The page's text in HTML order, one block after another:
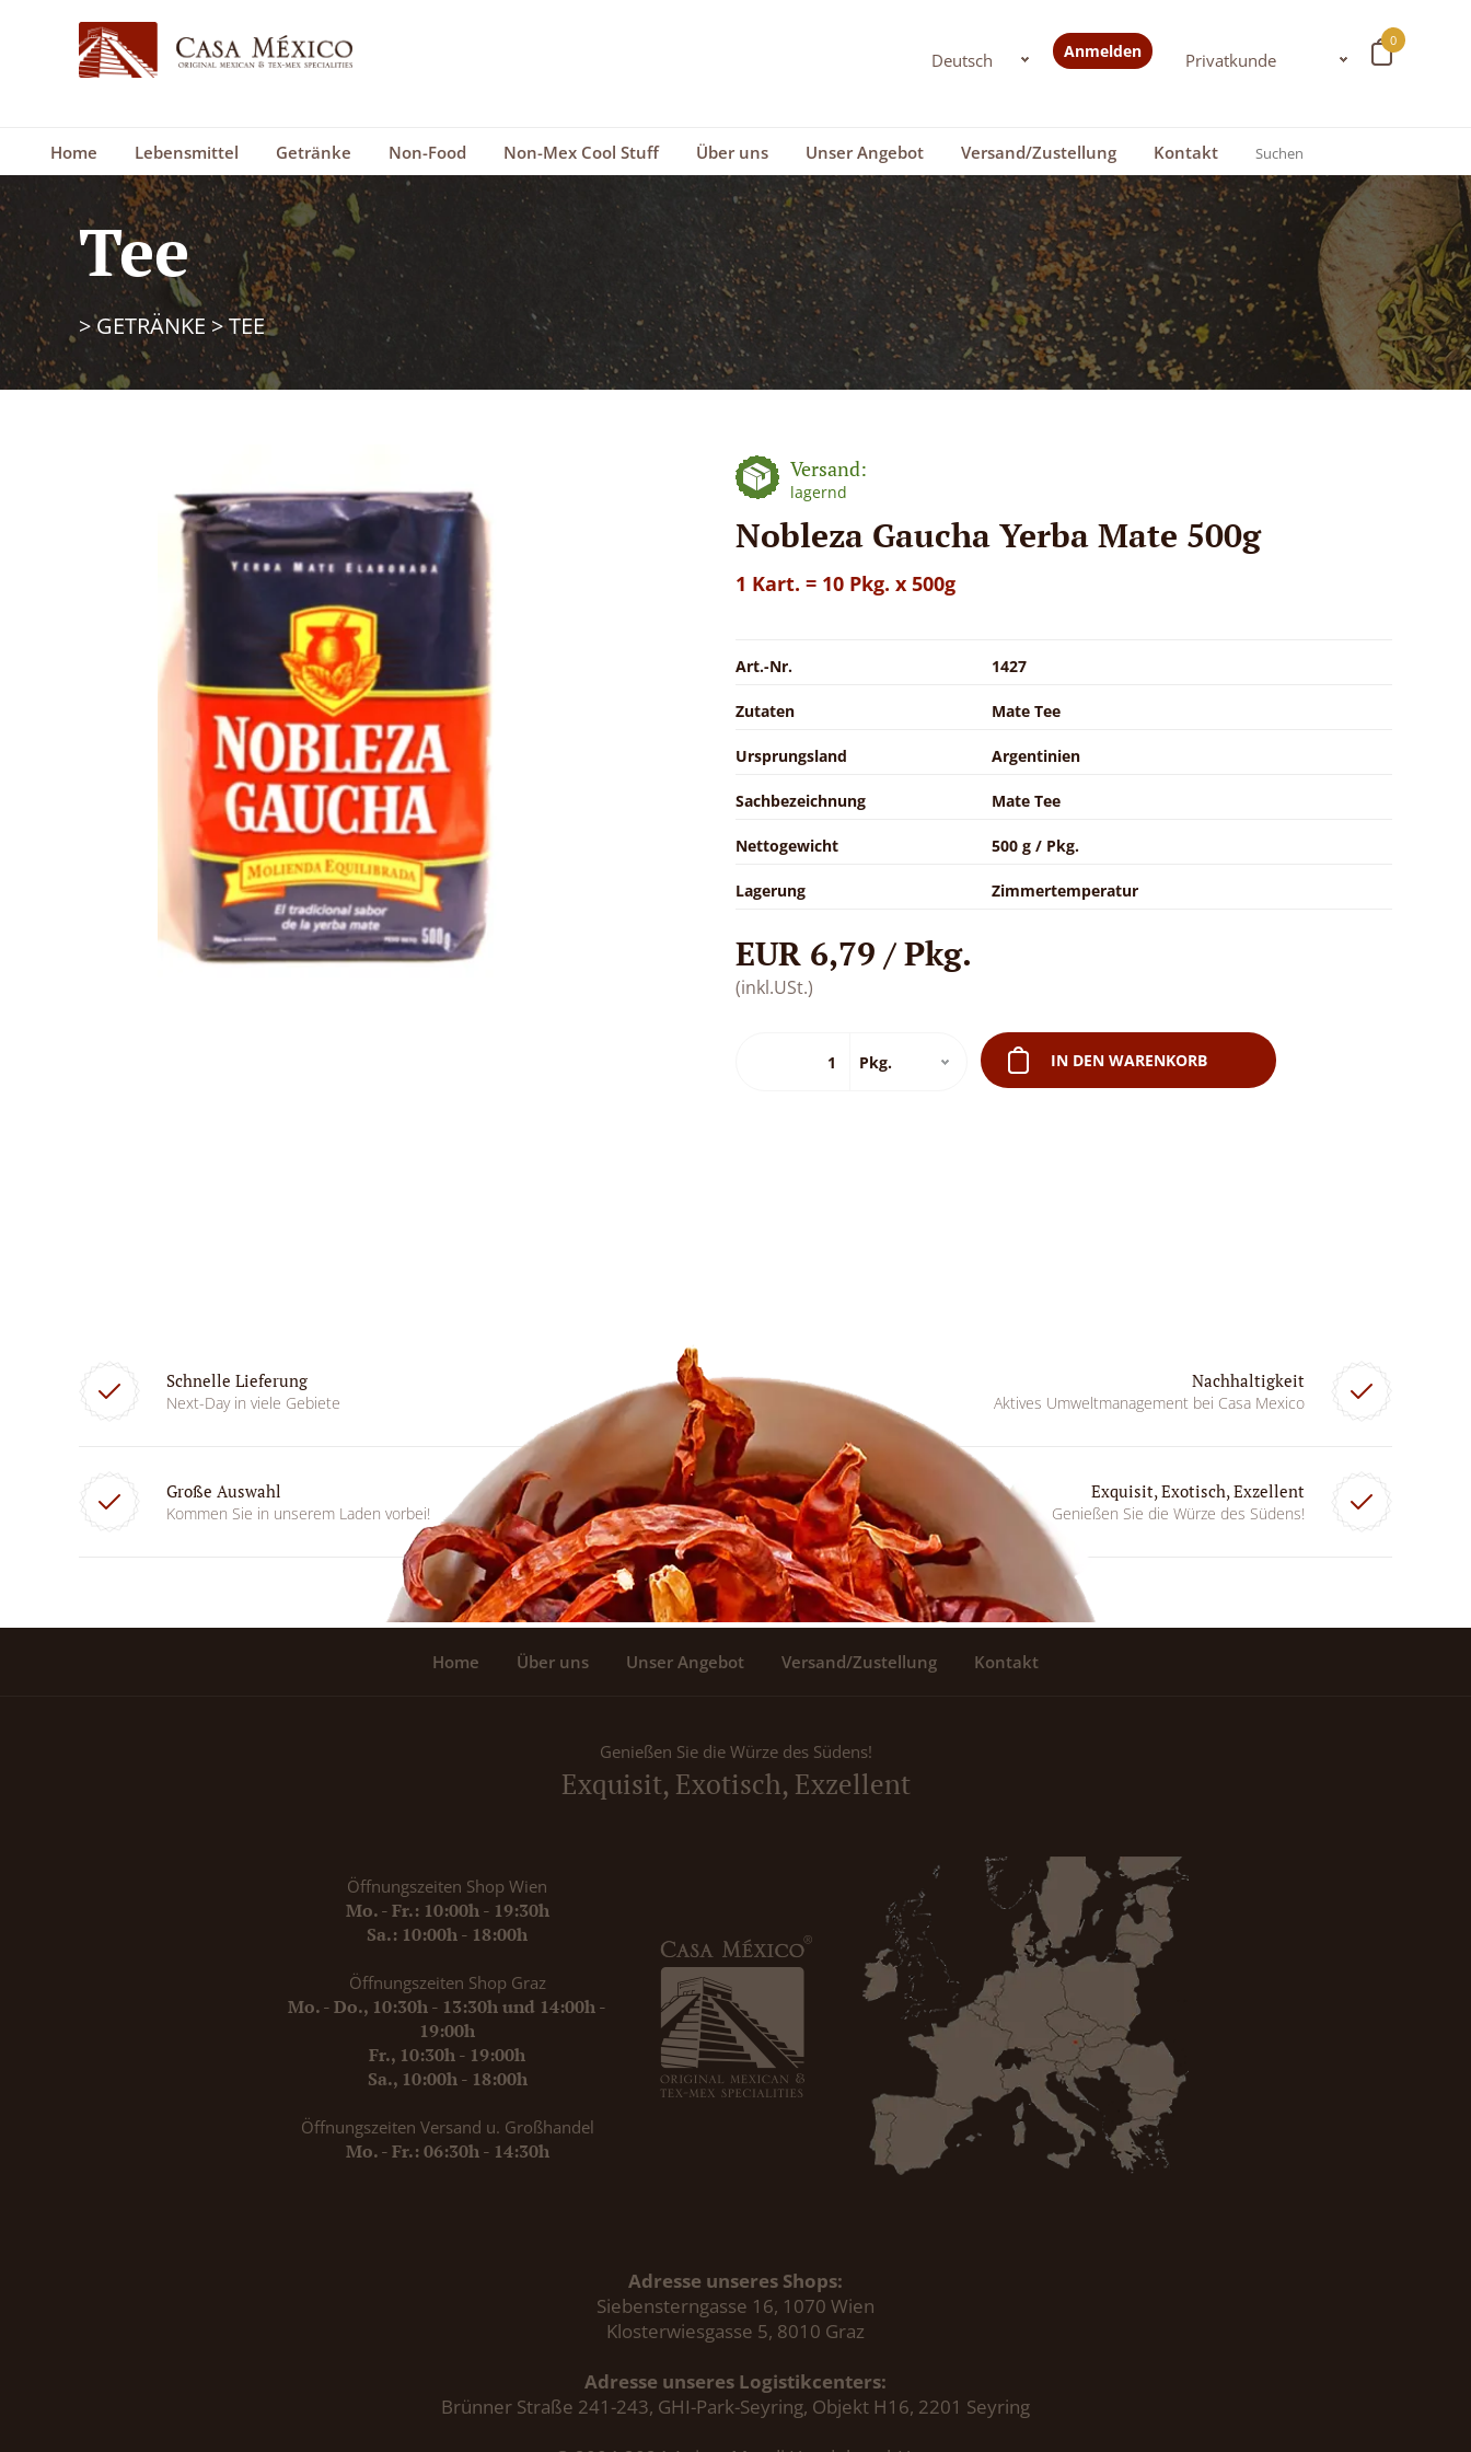
0
Anmelden
Home Lebensmittel Getränke Non-Food Non-Mex Cool Stuff Über uns Unser Angebot Versand/Zustellung Kontakt
Tee
>GETRÄNKE >TEE
Versand:
lagernd
Nobleza Gaucha Yerba Mate 500g
1 Kart. = 10 Pkg. x 500g
Art.-Nr. 1427
Zutaten Mate Tee
Ursprungsland Argentinien
Sachbezeichnung Mate Tee
Nettogewicht 500 g / Pkg.
Lagerung Zimmertemperatur
EUR 6,79 / Pkg.
(inkl.USt.)
IN DEN WARENKORB
Schnelle Lieferung
Next-Day in viele Gebiete
Nachhaltigkeit
Aktives Umweltmanagement bei Casa Mexico
Große Auswahl
Kommen Sie in unserem Laden vorbei!
Exquisit, Exotisch, Exzellent
Genießen Sie die Würze des Südens!
Home Über uns Unser Angebot Versand/Zustellung Kontakt
Genießen Sie die Würze des Südens!
Exquisit, Exotisch, Exzellent
Öffnungszeiten Shop Wien
Mo. - Fr.: 10:00h - 19:30h
Sa.: 10:00h - 18:00h
Öffnungszeiten Shop Graz
Mo. - Do., 10:30h - 13:30h und 14:00h -
19:00h
Fr., 10:30h - 19:00h
Sa., 10:00h - 18:00h
Öffnungszeiten Versand u. Großhandel
Mo. - Fr.: 06:30h - 14:30h
Adresse unseres Shops:
Siebensterngasse 16, 1070 Wien
Klosterwiesgasse 5, 8010 Graz
Adresse unseres Logistikcenters:
Brünner Straße 241-243, GHI-Park-Seyring, Objekt H16, 2201 Seyring